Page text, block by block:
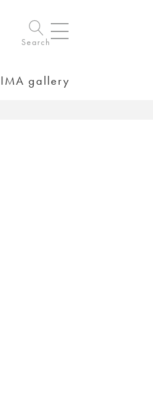
Search
IMA gallery